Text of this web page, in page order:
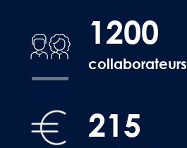
1200
collaborateurs
215